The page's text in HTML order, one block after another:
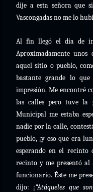
dije a esta señora que
Vascongadas no me lo
Al fin llegó el día de
Aproximadamente
aquel sitio o pueblo,
bastante grande lo que
impresión. Me encontré
las calles pero tuve la
Municipal me estaba
nadie por la calle,
pueblo, ¡y eso que era
esperando en el recinto
recinto y me presentó al
funcionario. Éste me
dijo: ¡“Atáqueles que